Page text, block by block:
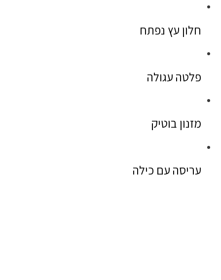
חלון עץ נפתח
פלטה עגולה
מזנון בוטיק
עריסה עם כילה